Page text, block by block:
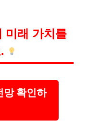
미래 가치를
망 확인하